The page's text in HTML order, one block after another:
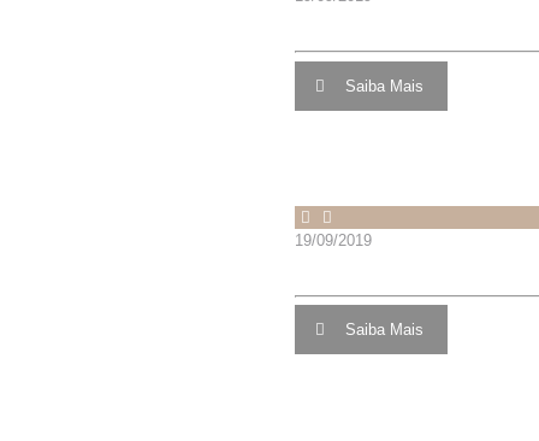
Saiba Mais
19/09/2019
Saiba Mais